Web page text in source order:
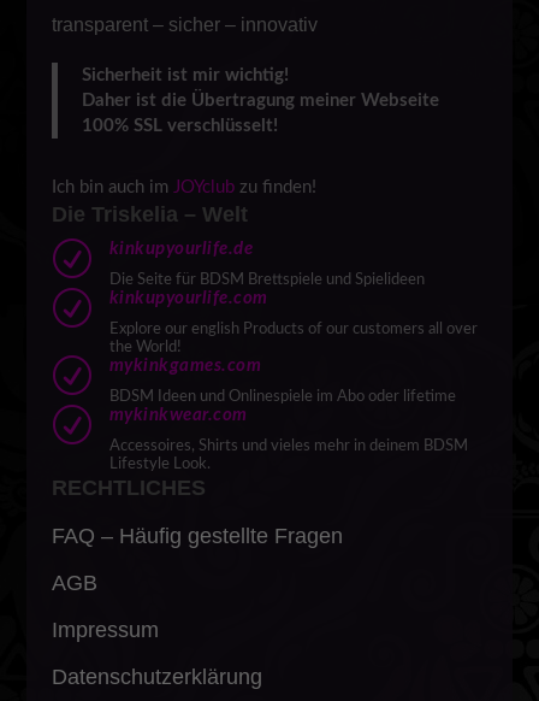
transparent – sicher – innovativ
Sicherheit ist mir wichtig!
Daher ist die Übertragung meiner Webseite
100% SSL verschlüsselt!
Ich bin auch im JOYclubzu finden!
Die Triskelia – Welt
R kinkupyourlife.de
Die Seite für BDSM Brettspiele und Spielideen
R kinkupyourlife.com
Explore our english Products of our customers all over
the World!
R mykinkgames.com
BDSM Ideen und Onlinespiele im Abo oder lifetime
R mykinkwear.com
Accessoires, Shirts und vieles mehr in deinem BDSM
Lifestyle Look.
RECHTLICHES
FAQ – Häufig gestellte Fragen
AGB
Impressum
Datenschutzerklärung